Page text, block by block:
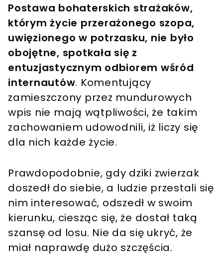
Postawa bohaterskich strażaków,
którym życie przerażonego szopa,
uwięzionego w potrzasku, nie było
obojętne, spotkała się z
entuzjastycznym odbiorem wśród
internautów. Komentujący
zamieszczony przez mundurowych
wpis nie mają wątpliwości, że takim
zachowaniem udowodnili, iż liczy się
dla nich każde życie.
Prawdopodobnie, gdy dziki zwierzak
doszedł do siebie, a ludzie przestali się
nim interesować, odszedł w swoim
kierunku, ciesząc się, że dostał taką
szansę od losu. Nie da się ukryć, że
miał naprawdę dużo szczęścia.